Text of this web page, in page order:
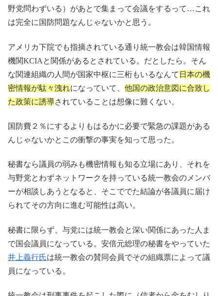
野党問わずいる）があとで集まって会議をするって…これ
は完全に国防問題なんじゃないかと思う。
アメリカ下院でも指摘されている通り統一教会は韓国情報
機関KCIAと関係があるとされている。だとしたら。そん
な関連組織の人間が国家中枢に三桁もいるなんて 日本の機
密情報が駄々洩れになっていて、 他国の政治意図に合致し
た政策に誘導されていることは想像に難くない。
国防費２％にするよりもはるかに必要で緊急の課題がある
んじゃないかとこの衝撃の事実を知って思った。
秘書なら議員の弱みも機密情報も知る立場にあり、それを
与野党とわずネットワークを持っている統一教会のメンバ
ーが相談しあうとなると、そこででた結論が各議員に届け
られてその方向に進む可能性は高い。
秘書に限らず、与党には統一教会と深い関係にあった人ま
で国会議員になっている。安倍元総理の秘書をやっていた
井上義行氏は統一教会の賛同会員でその組織票によって議
員になっている。